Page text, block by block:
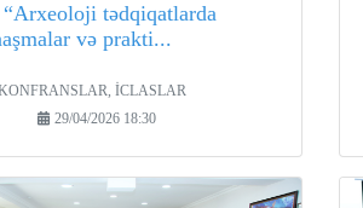
tədqiqatlarda
və prakti...
İCLASLAR
29/04/2026 18:30